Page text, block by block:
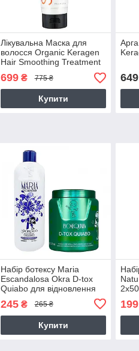
Лікувальна Маска для
волосся Organic Keragen
Hair Smoothing Treatment
Маѕк
699₴ 775 ₴
Купити
649
Набір ботексу Maria
Escandalosa Okra D-tox
Quiabo для відновлення
50+100 г (розлив)
245₴ 265 ₴
Купити
199